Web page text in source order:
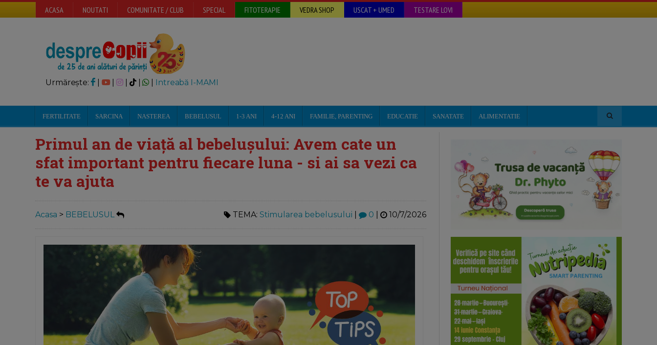
ACASA NOUTATI COMUNITATE / CLUB SPECIAL FITOTERAPIE VEDRA SHOP USCAT + UMED TESTARE LOVI
Urmărește: | | Intreabă I-MAMI
FERTILITATE SARCINA NASTEREA BEBELUSUL 1-3 ANI 4-12 ANI FAMILIE, PARENTING EDUCATIE SANATATE ALIMENTATIE
Primul an de viață al bebelușului: Avem cate un
sfat important pentru fiecare luna - si ai sa vezi ca
te va ajuta
Acasa > BEBELUSUL TEMA: Stimularea bebelusului 0 10/7/2026